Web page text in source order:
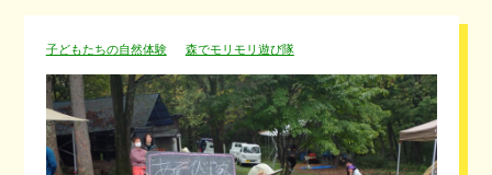
子どもたちの自然体験 森でモリモリ遊び隊